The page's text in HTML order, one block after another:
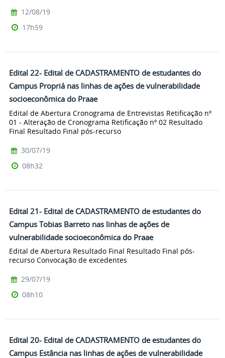
12/08/19
17h59
Edital 22- Edital de CADASTRAMENTO de estudantes do
Campus Propriá nas linhas de ações de vulnerabilidade
socioeconômica do Praae
Edital de Abertura Cronograma de Entrevistas Retificação nº
01 - Alteração de Cronograma Retificação nº 02 Resultado
Final Resultado Final pós-recurso
30/07/19
08h32
Edital 21- Edital de CADASTRAMENTO de estudantes do
Campus Tobias Barreto nas linhas de ações de
vulnerabilidade socioeconômica do Praae
Edital de Abertura Resultado Final Resultado Final pós-
recurso Convocação de excedentes
29/07/19
08h10
Edital 20- Edital de CADASTRAMENTO de estudantes do
Campus Estância nas linhas de ações de vulnerabilidade